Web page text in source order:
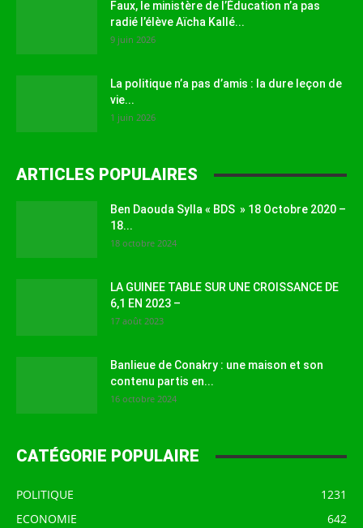
Faux, le ministère de l’Éducation n’a pas
radié l’élève Aïcha Kallé...
9 juin 2026
La politique n’a pas d’amis : la dure leçon de
vie...
1 juin 2026
ARTICLES POPULAIRES
Ben Daouda Sylla « BDS » 18 Octobre 2020 –
18...
18 octobre 2024
LA GUINEE TABLE SUR UNE CROISSANCE DE
6,1 EN 2023 –
17 août 2023
Banlieue de Conakry : une maison et son
contenu partis en...
16 octobre 2024
CATÉGORIE POPULAIRE
POLITIQUE
1231
ECONOMIE
642